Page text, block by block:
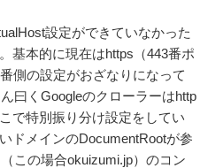
設定ができていなかった
基本的に現在はhttps（443番ポ
側の設定がおざなりになって
曰くGoogleのクローラーはhttp
で特別振り分け設定をしてい
ドメインのDocumentRootが参
この場合okuizumi.jp）のコン